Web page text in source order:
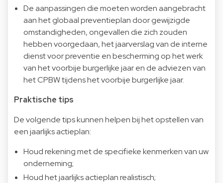
De aanpassingen die moeten worden aangebracht
aan het globaal preventieplan door gewijzigde
omstandigheden, ongevallen die zich zouden
hebben voorgedaan, het jaarverslag van de interne
dienst voor preventie en bescherming op het werk
van het voorbije burgerlijke jaar en de adviezen van
het CPBW tijdens het voorbije burgerlijke jaar.
Praktische tips
De volgende tips kunnen helpen bij het opstellen van
een jaarlijks actieplan:
Houd rekening met de specifieke kenmerken van uw
onderneming;
Houd het jaarlijks actieplan realistisch;